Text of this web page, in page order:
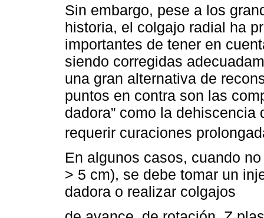
Sin embargo, pese a los
historia, el colgajo radial ha
importantes de tener en
siendo corregidas
una gran alternativa de
puntos en contra son las
dadora” como la
requerir curaciones
En algunos casos, cuando
> 5 cm), se debe tomar un
dadora o realizar colgajos